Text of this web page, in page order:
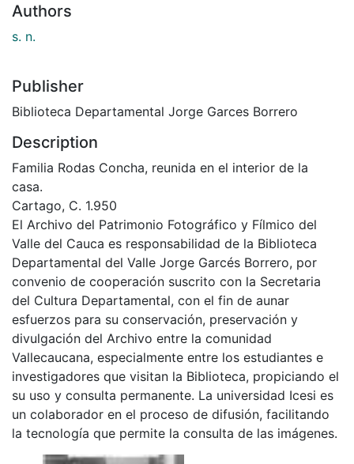
Authors
s. n.
Publisher
Biblioteca Departamental Jorge Garces Borrero
Description
Familia Rodas Concha, reunida en el interior de la
casa.
Cartago, C. 1.950
El Archivo del Patrimonio Fotográfico y Fílmico del
Valle del Cauca es responsabilidad de la Biblioteca
Departamental del Valle Jorge Garcés Borrero, por
convenio de cooperación suscrito con la Secretaria
del Cultura Departamental, con el fin de aunar
esfuerzos para su conservación, preservación y
divulgación del Archivo entre la comunidad
Vallecaucana, especialmente entre los estudiantes e
investigadores que visitan la Biblioteca, propiciando el
su uso y consulta permanente. La universidad Icesi es
un colaborador en el proceso de difusión, facilitando
la tecnología que permite la consulta de las imágenes.